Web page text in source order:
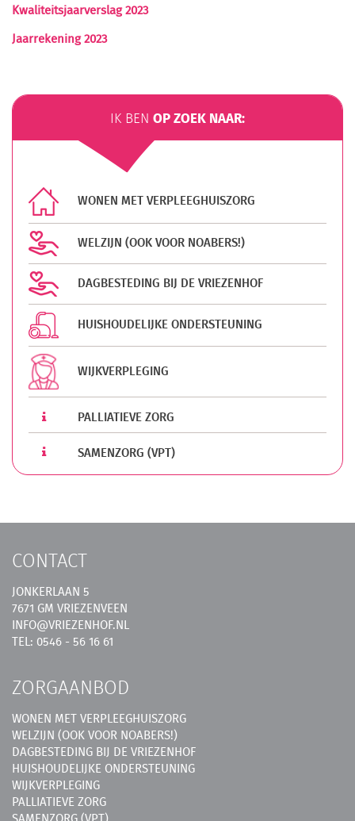
Kwaliteitsjaarverslag 2023
Jaarrekening 2023
IK BEN OP ZOEK NAAR:
WONEN MET VERPLEEGHUISZORG
WELZIJN (OOK VOOR NOABERS!)
DAGBESTEDING BIJ DE VRIEZENHOF
HUISHOUDELIJKE ONDERSTEUNING
WIJKVERPLEGING
PALLIATIEVE ZORG
SAMENZORG (VPT)
CONTACT
JONKERLAAN 5
7671 GM VRIEZENVEEN
INFO@VRIEZENHOF.NL
TEL: 0546 - 56 16 61
ZORGAANBOD
WONEN MET VERPLEEGHUISZORG
WELZIJN (OOK VOOR NOABERS!)
DAGBESTEDING BIJ DE VRIEZENHOF
HUISHOUDELIJKE ONDERSTEUNING
WIJKVERPLEGING
PALLIATIEVE ZORG